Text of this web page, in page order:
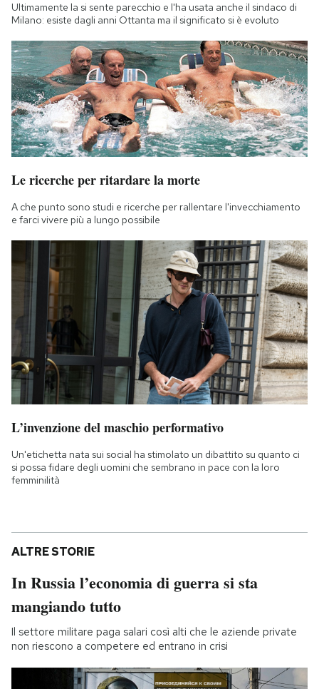
Ultimamente la si sente parecchio e l'ha usata anche il sindaco di
Milano: esiste dagli anni Ottanta ma il significato si è evoluto
Le ricerche per ritardare la morte
A che punto sono studi e ricerche per rallentare l'invecchiamento
e farci vivere più a lungo possibile
L’invenzione del maschio performativo
Un'etichetta nata sui social ha stimolato un dibattito su quanto ci
si possa fidare degli uomini che sembrano in pace con la loro
femminilità
ALTRE STORIE
In Russia l’economia di guerra si sta
mangiando tutto
Il settore militare paga salari così alti che le aziende private
non riescono a competere ed entrano in crisi